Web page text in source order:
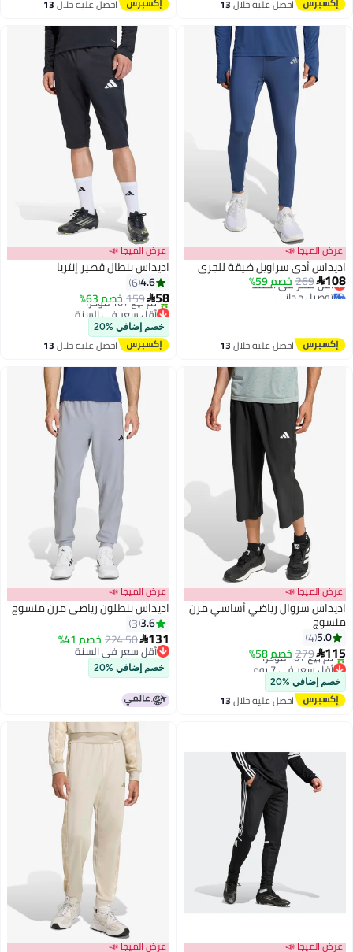
احصل عليه خلال13
اغسطس
أقل سعر في السنة
احصل عليه خلال13
اغسطس
📣
ضيقة للجري
269خصم 59%
سعر في السنة
مجاني
سعر في السنة
احصل عليه خلال13
اغسطس
عرض الميجا 📣
اديداس بنطال قصير إنتريا
6
159خصم 63%
أقل سعر في السنة
توصيل مجاني
تم بيع +10 مؤخرًا
أقل سعر في السنة
خصم إضافي %20
احصل عليه خلال13
اغسطس
📣
سروال رياضي أساسي مرن
4
279خصم 58%
في 7 يوم
مجاني
مؤخرًا
في 7 يوم
%20
احصل عليه خلال13
اغسطس
عرض الميجا 📣
اديداس بنطلون رياضي مرن منسوج
3
224.50خصم 41%
أقل سعر في السنة
أقل سعر في السنة
خصم إضافي %20
📣 عرض الميجا 📣